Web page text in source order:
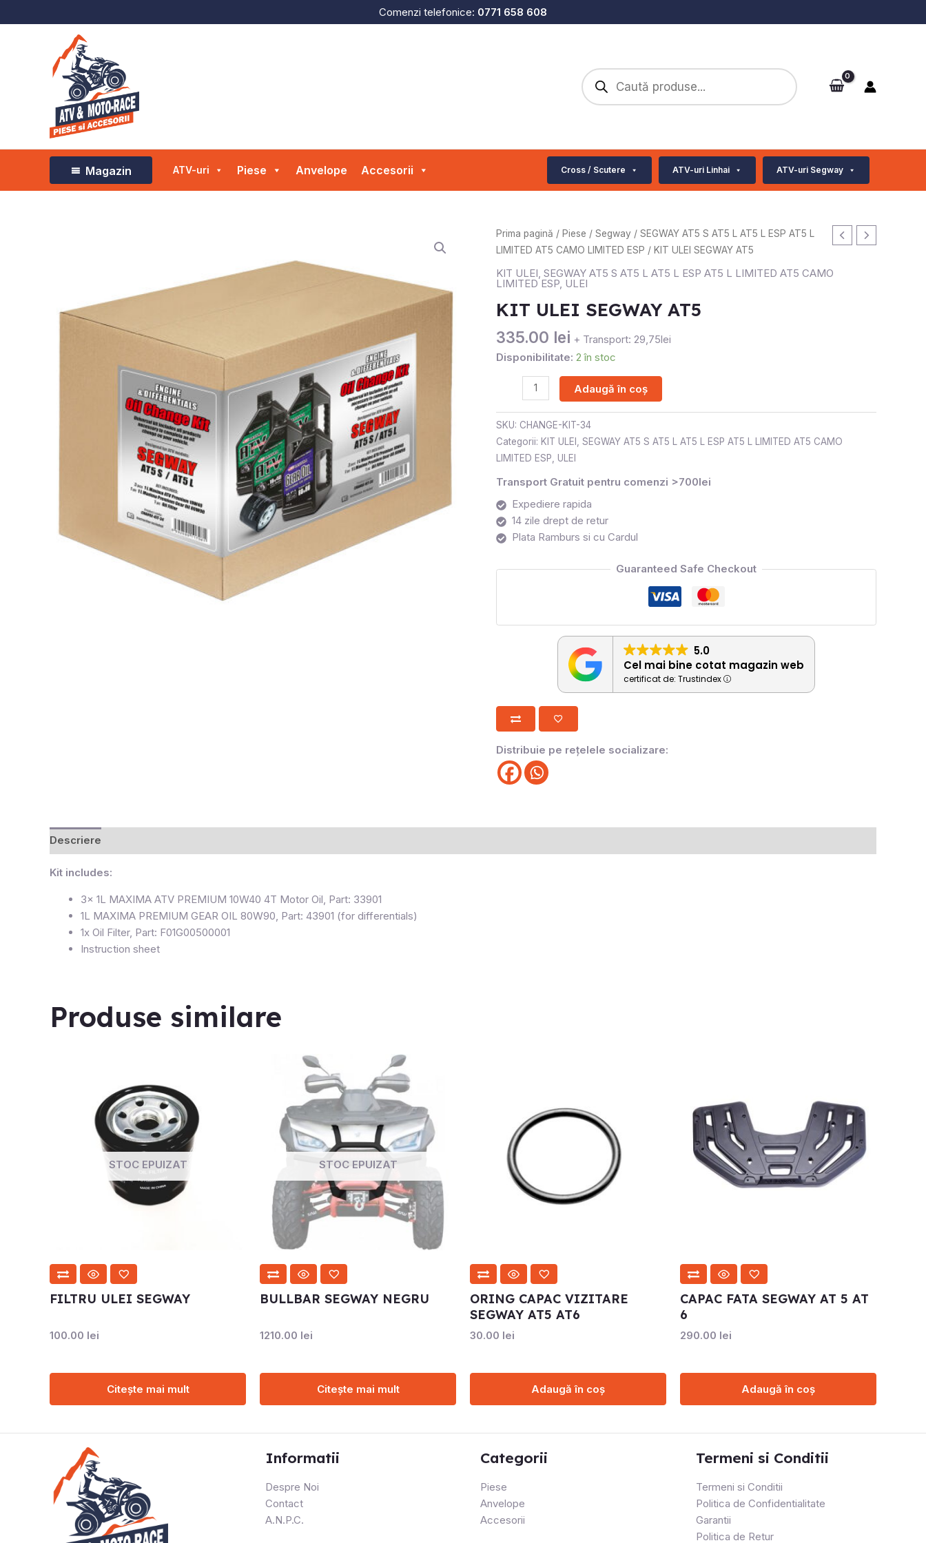
to
Comenzi telefonice: 0771 658 608
Products
search
Magazin ATV-uri Piese Anvelope Accesorii Cross / Scutere ATV-uri Linhai ATV-uri Segway
Prima pagină / Piese / Segway / SEGWAY AT5 S AT5 L AT5 L ESP AT5 L
LIMITED AT5 CAMO LIMITED ESP / KIT ULEI SEGWAY AT5
KIT ULEI, SEGWAY AT5 S AT5 L AT5 L ESP AT5 L LIMITED AT5 CAMO
LIMITED ESP, ULEI
KIT ULEI SEGWAY AT5
335.00 lei + Transport: 29,75lei
Disponibilitate: 2 în stoc
Cantitate
KIT
SEGWAY
Adaugă în coș
SKU: CHANGE-KIT-34
Categorii: KIT ULEI , SEGWAY AT5 S AT5 L AT5 L ESP AT5 L LIMITED AT5 CAMO
LIMITED ESP, ULEI
Transport Gratuit pentru comenzi >700lei
Expediere rapida
14 zile drept de retur
Plata Ramburs si cu Cardul
Guaranteed Safe Checkout
5.0
Cel mai bine cotat magazin web
certificat de: Trustindex
Distribuie pe rețelele socializare:
Descriere
Kit includes:
3x 1L MAXIMA ATV PREMIUM 10W40 4T Motor Oil, Part: 33901
1L MAXIMA PREMIUM GEAR OIL 80W90, Part: 43901 (for differentials)
1x Oil Filter, Part: F01G00500001
Instruction sheet
Produse similare
STOC EPUIZAT
FILTRU ULEI SEGWAY
100.00 lei
Citește mai mult
STOC EPUIZAT
BULLBAR SEGWAY NEGRU
1210.00 lei
Citește mai mult
ORING CAPAC VIZITARE
SEGWAY AT5 AT6
30.00 lei
Adaugă în coș
CAPAC FATA SEGWAY AT 5 AT
6
290.00 lei
Adaugă în coș
Informatii
Despre Noi
Contact
A.N.P.C.
Categorii
Piese
Anvelope
Accesorii
Termeni si Conditii
Termeni si Conditii
Politica de Confidentialitate
Garantii
Politica de Retur